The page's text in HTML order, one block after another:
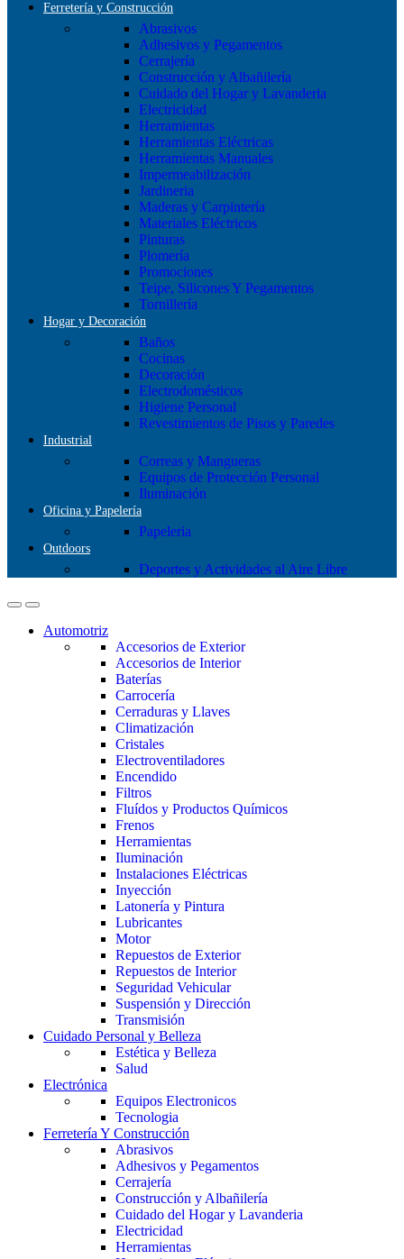
Ferretería y Construcción
Abrasivos
Adhesivos y Pegamentos
Cerrajería
Construcción y Albañilería
Cuidado del Hogar y Lavanderia
Electricidad
Herramientas
Herramientas Eléctricas
Herramientas Manuales
Impermeabilización
Jardineria
Maderas y Carpintería
Materiales Eléctricos
Pinturas
Plomería
Promociones
Teipe, Silicones Y Pegamentos
Tornillería
Hogar y Decoración
Baños
Cocinas
Decoración
Electrodomésticos
Higiene Personal
Revestimientos de Pisos y Paredes
Industrial
Correas y Mangueras
Equipos de Protección Personal
Iluminación
Oficina y Papelería
Papeleria
Outdoors
Deportes y Actividades al Aire Libre
Automotriz
Accesorios de Exterior
Accesorios de Interior
Baterías
Carrocería
Cerraduras y Llaves
Climatización
Cristales
Electroventiladores
Encendido
Filtros
Fluídos y Productos Químicos
Frenos
Herramientas
Iluminación
Instalaciones Eléctricas
Inyección
Latonería y Pintura
Lubricantes
Motor
Repuestos de Exterior
Repuestos de Interior
Seguridad Vehicular
Suspensión y Dirección
Transmisión
Cuidado Personal y Belleza
Estética y Belleza
Salud
Electrónica
Equipos Electronicos
Tecnologia
Ferretería Y Construcción
Abrasivos
Adhesivos y Pegamentos
Cerrajería
Construcción y Albañilería
Cuidado del Hogar y Lavanderia
Electricidad
Herramientas